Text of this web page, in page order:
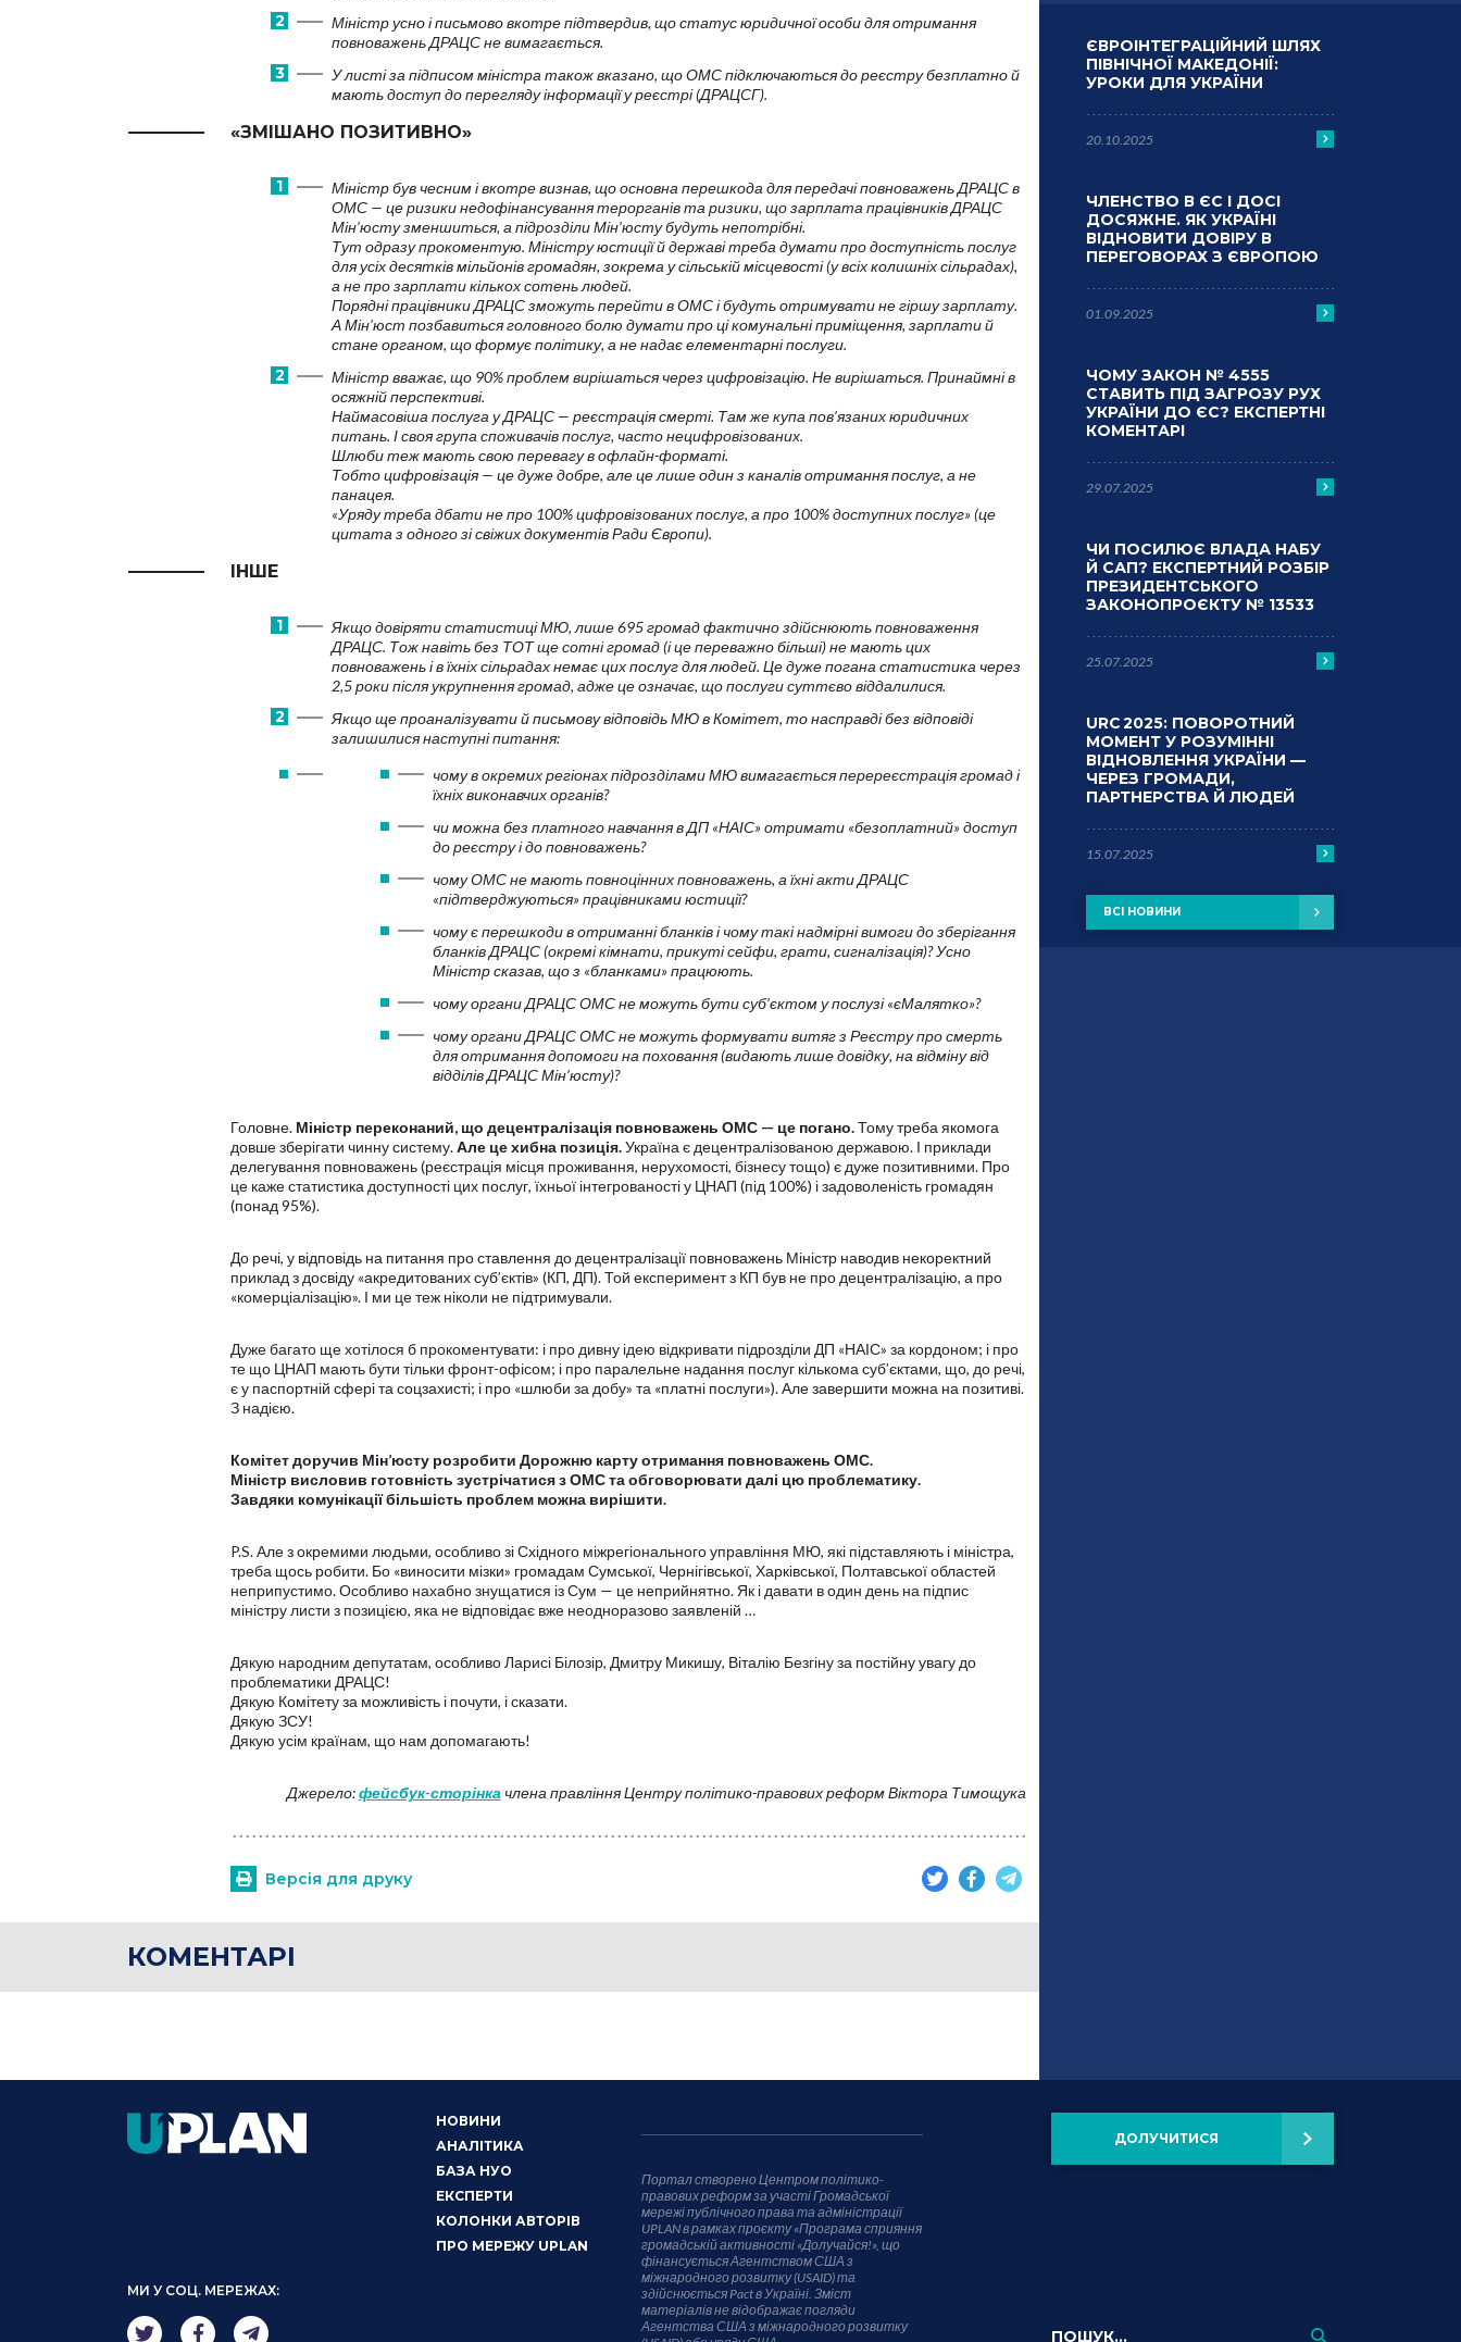
Міністр усно і письмово вкотре підтвердив, що статус юридичної особи для отримання
повноважень ДРАЦС не вимагається.
У листі за підписом міністра також вказано, що ОМС підключаються до реєстру безплатно й
мають доступ до перегляду інформації у реєстрі (ДРАЦСГ).
«ЗМІШАНО ПОЗИТИВНО»
Міністр був чесним і вкотре визнав, що основна перешкода для передачі повноважень ДРАЦС в
ОМС — це ризики недофінансування терорганів та ризики, що зарплата працівників ДРАЦС
Мін’юсту зменшиться, а підрозділи Мін’юсту будуть непотрібні.
Тут одразу прокоментую. Міністру юстиції й державі треба думати про доступність послуг
для усіх десятків мільйонів громадян, зокрема у сільській місцевості (у всіх колишніх сільрадах),
а не про зарплати кількох сотень людей.
Порядні працівники ДРАЦС зможуть перейти в ОМС і будуть отримувати не гіршу зарплату.
А Мін’юст позбавиться головного болю думати про ці комунальні приміщення, зарплати й
стане органом, що формує політику, а не надає елементарні послуги.
Міністр вважає, що 90% проблем вирішаться через цифровізацію. Не вирішаться. Принаймні в
осяжній перспективі.
Наймасовіша послуга у ДРАЦС — реєстрація смерті. Там же купа пов’язаних юридичних
питань. І своя група споживачів послуг, часто нецифровізованих.
Шлюби теж мають свою перевагу в офлайн-форматі.
Тобто цифровізація — це дуже добре, але це лише один з каналів отримання послуг, а не
панацея.
«Уряду треба дбати не про 100% цифровізованих послуг, а про 100% доступних послуг» (це
цитата з одного зі свіжих документів Ради Європи).
ІНШЕ
Якщо довіряти статистиці МЮ, лише 695 громад фактично здійснюють повноваження
ДРАЦС. Тож навіть без ТОТ ще сотні громад (і це переважно більші) не мають цих
повноважень і в їхніх сільрадах немає цих послуг для людей. Це дуже погана статистика через
2,5 роки після укрупнення громад, адже це означає, що послуги суттєво віддалилися.
Якщо ще проаналізувати й письмову відповідь МЮ в Комітет, то насправді без відповіді
залишилися наступні питання:
чому в окремих регіонах підрозділами МЮ вимагається перереєстрація громад і
їхніх виконавчих органів?
чи можна без платного навчання в ДП «НАІС» отримати «безоплатний» доступ
до реєстру і до повноважень?
чому ОМС не мають повноцінних повноважень, а їхні акти ДРАЦС
«підтверджуються» працівниками юстиції?
чому є перешкоди в отриманні бланків і чому такі надмірні вимоги до зберігання
бланків ДРАЦС (окремі кімнати, прикуті сейфи, грати, сигналізація)? Усно
Міністр сказав, що з «бланками» працюють.
чому органи ДРАЦС ОМС не можуть бути суб’єктом у послузі «єМалятко»?
чому органи ДРАЦС ОМС не можуть формувати витяг з Реєстру про смерть
для отримання допомоги на поховання (видають лише довідку, на відміну від
відділів ДРАЦС Мін’юсту)?
Головне. Міністр переконаний, що децентралізація повноважень ОМС — це погано.Тому треба якомога
довше зберігати чинну систему.Але це хибна позиція.Україна є децентралізованою державою. І приклади
делегування повноважень (реєстрація місця проживання, нерухомості, бізнесу тощо) є дуже позитивними. Про
це каже статистика доступності цих послуг, їхньої інтегрованості у ЦНАП (під 100%) і задоволеність громадян
(понад 95%).
До речі, у відповідь на питання про ставлення до децентралізації повноважень Міністр наводив некоректний
приклад з досвіду «акредитованих суб’єктів» (КП, ДП). Той експеримент з КП був не про децентралізацію, а про
«комерціалізацію». І ми це теж ніколи не підтримували.
Дуже багато ще хотілося б прокоментувати: і про дивну ідею відкривати підрозділи ДП «НАІС» за кордоном; і про
те що ЦНАП мають бути тільки фронт-офісом; і про паралельне надання послуг кількома суб’єктами, що, до речі,
є у паспортній сфері та соцзахисті; і про «шлюби за добу» та «платні послуги»). Але завершити можна на позитиві.
З надією.
Комітет доручив Мін’юсту розробити Дорожню карту отримання повноважень ОМС.
Міністр висловив готовність зустрічатися з ОМС та обговорювати далі цю проблематику.
Завдяки комунікації більшість проблем можна вирішити.
P.S. Але з окремими людьми, особливо зі Східного міжрегіонального управління МЮ, які підставляють і міністра,
треба щось робити. Бо «виносити мізки» громадам Сумської, Чернігівської, Харківської, Полтавської областей
неприпустимо. Особливо нахабно знущатися із Сум — це неприйнятно. Як і давати в один день на підпис
міністру листи з позицією, яка не відповідає вже неодноразово заявленій …
Дякую народним депутатам, особливо Ларисі Білозір, Дмитру Микишу, Віталію Безгіну за постійну увагу до
проблематики ДРАЦС!
Дякую Комітету за можливість і почути, і сказати.
Дякую ЗСУ!
Дякую усім країнам, що нам допомагають!
Джерело:фейсбук-сторінка члена правління Центру політико-правових реформ Віктора Тимощука
Версія для друку
КОМЕНТАРІ
ЄВРОІНТЕГРАЦІЙНИЙ ШЛЯХ
ПІВНІЧНОЇ МАКЕДОНІЇ:
УРОКИ ДЛЯ УКРАЇНИ
20.10.2025
ЧЛЕНСТВО В ЄС І ДОСІ
ДОСЯЖНЕ. ЯК УКРАЇНІ
ВІДНОВИТИ ДОВІРУ В
ПЕРЕГОВОРАХ З ЄВРОПОЮ
01.09.2025
ЧОМУ ЗАКОН № 4555
СТАВИТЬ ПІД ЗАГРОЗУ РУХ
УКРАЇНИ ДО ЄС? ЕКСПЕРТНІ
КОМЕНТАРІ
29.07.2025
ЧИ ПОСИЛЮЄ ВЛАДА НАБУ
Й САП? ЕКСПЕРТНИЙ РОЗБІР
ПРЕЗИДЕНТСЬКОГО
ЗАКОНОПРОЄКТУ № 13533
25.07.2025
URC 2025: ПОВОРОТНИЙ
МОМЕНТ У РОЗУМІННІ
ВІДНОВЛЕННЯ УКРАЇНИ —
ЧЕРЕЗ ГРОМАДИ,
ПАРТНЕРСТВА Й ЛЮДЕЙ
15.07.2025
ВСІ НОВИНИ
МИ У СОЦ. МЕРЕЖАХ:
НОВИНИ
АНАЛІТИКА
БАЗА НУО
ЕКСПЕРТИ
КОЛОНКИ АВТОРІВ
ПРО МЕРЕЖУ UPLAN
Портал створено Центром політико-
правових реформ за участі Громадської
мережі публічного права та адміністрації
UPLAN в рамках проєкту «Програма сприяння
громадській активності «Долучайся!», що
фінансується Агентством США з
міжнародного розвитку (USAID) та
здійснюється Pact в Україні. Зміст
матеріалів не відображає погляди
Агентства США з міжнародного розвитку
ДОЛУЧИТИСЯ